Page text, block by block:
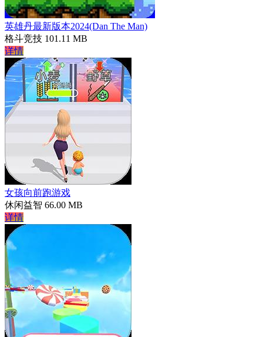
英雄丹最新版本2024(Dan The Man)
格斗竞技 101.11 MB
详情
女孩向前跑游戏
休闲益智 66.00 MB
详情